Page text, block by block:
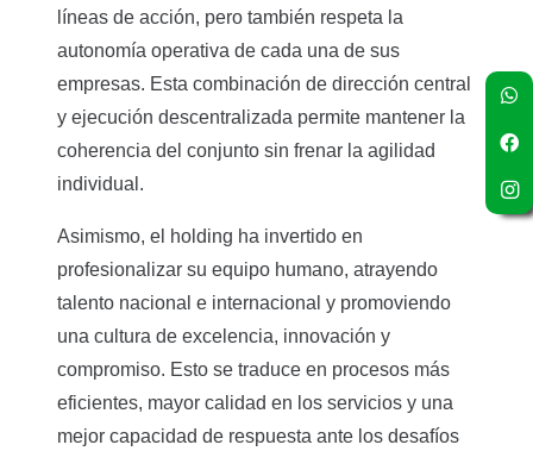
líneas de acción, pero también respeta la
autonomía operativa de cada una de sus
empresas. Esta combinación de dirección central
y ejecución descentralizada permite mantener la
coherencia del conjunto sin frenar la agilidad
individual.
Asimismo, el holding ha invertido en
profesionalizar su equipo humano, atrayendo
talento nacional e internacional y promoviendo
una cultura de excelencia, innovación y
compromiso. Esto se traduce en procesos más
eficientes, mayor calidad en los servicios y una
mejor capacidad de respuesta ante los desafíos